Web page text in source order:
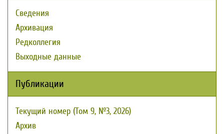
Сведения
Архивация
Редколлегия
Выходные данные
Публикации
Текущий номер (Том 9, №3, 2026)
Архив